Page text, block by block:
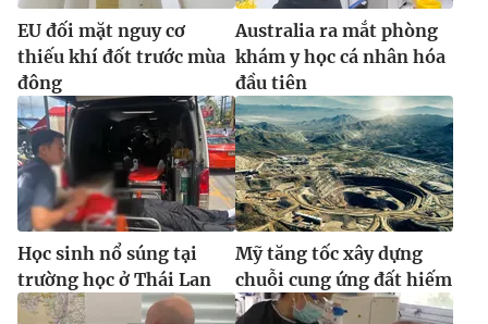
EU đối mặt nguy cơ
thiếu khí đốt trước mùa
đông
Australia ra mắt phòng
khám y học cá nhân hóa
đầu tiên
Học sinh nổ súng tại
trường học ở Thái Lan
Mỹ tăng tốc xây dựng
chuỗi cung ứng đất hiếm